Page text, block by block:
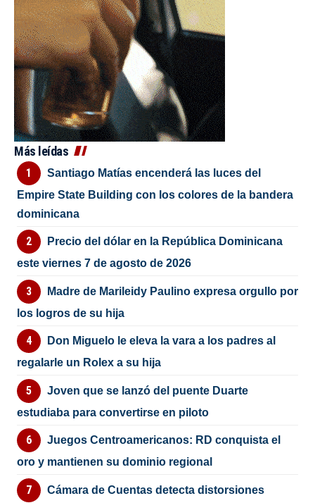
Más leídas
Santiago Matías encenderá las luces del
Empire State Building con los colores de la bandera
dominicana
Precio del dólar en la República Dominicana
este viernes 7 de agosto de 2026
Madre de Marileidy Paulino expresa orgullo por
los logros de su hija
Don Miguelo le eleva la vara a los padres al
regalarle un Rolex a su hija
Joven que se lanzó del puente Duarte
estudiaba para convertirse en piloto
Juegos Centroamericanos: RD conquista el
oro y mantienen su dominio regional
Cámara de Cuentas detecta distorsiones